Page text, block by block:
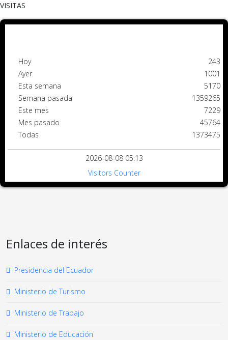
VISITAS
Hoy
Ayer
Esta semana
Semana pasada
Este mes
Mes pasado
Todas
243
1001
5170
1359265
7229
45764
1373475
2026-08-08 05:13
Visitors Counter
Enlaces de interés
Presidencia del Ecuador
Ministerio de Turismo
Ministerio de Trabajo
Ministerio de Educación